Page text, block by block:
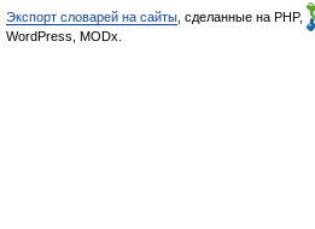
Экспорт словарей на сайты , сделанные на PHP,
WordPress, MODx.